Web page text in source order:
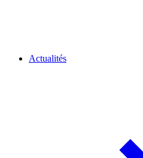
Actualités